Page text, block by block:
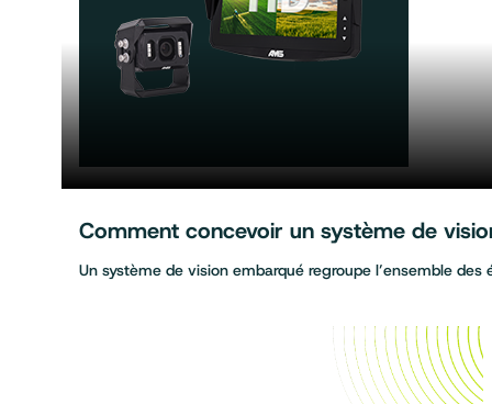
Comment concevoir un système de
Un système de vision embarqué regroupe l’ensemble